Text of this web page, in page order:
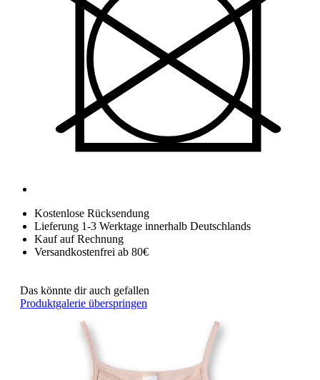
Kostenlose Rücksendung
Lieferung 1-3 Werktage innerhalb Deutschlands
Kauf auf Rechnung
Versandkostenfrei ab 80€
Das könnte dir auch gefallen
Produktgalerie überspringen